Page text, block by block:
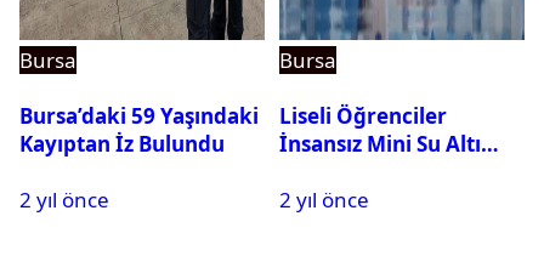
Bursa
Bursa’daki 59 Yaşındaki
Kayıptan İz Bulundu
2 yıl önce
Bursa
Liseli Öğrenciler
İnsansız Mini Su Altı
2 yıl önce